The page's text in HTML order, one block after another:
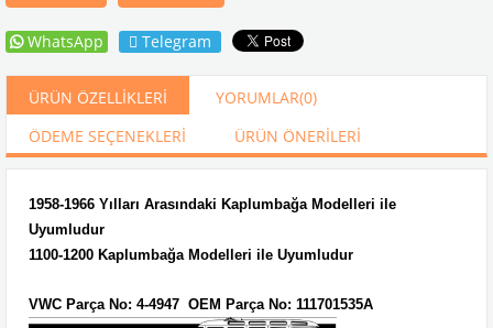
WhatsApp Telegram
ÜRÜN ÖZELLIKLERI YORUMLAR(0)
ÖDEME SEÇENEKLERI
ÜRÜN ÖNERILERI
1958-1966 Yılları Arasındaki Kaplumbağa Modelleri ile
Uyumludur
1100-1200 Kaplumbağa Modelleri ile Uyumludur
VWC Parça No: 4-4947 OEM Parça No: 111701535A